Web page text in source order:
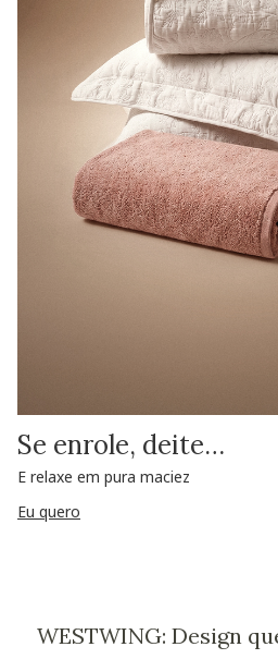
Se enrole, deite…
E relaxe em pura maciez
Eu quero
WESTWING: Design